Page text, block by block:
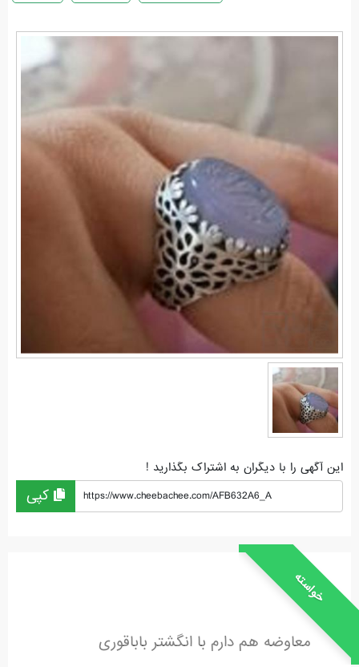
این آگهی را با دیگران به اشتراک بگذارید !
https://www.cheebachee.com/AFB632A6_A
خواسته
معاوضه هم دارم با انگشتر باباقوری